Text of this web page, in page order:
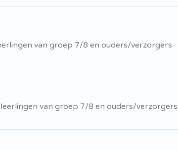
van groep 7/8 en ouders/verzorgers
van groep 7/8 en ouders/verzorgers